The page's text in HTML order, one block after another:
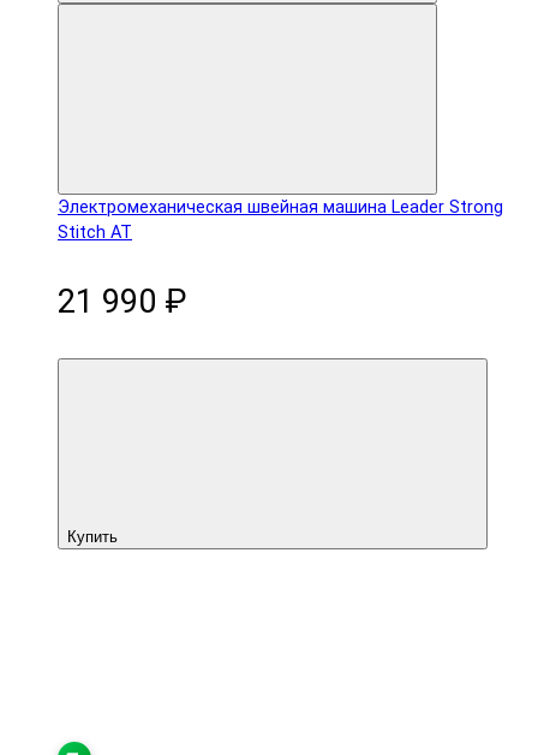
Электромеханическая швейная машина Leader Strong
Stitch AT
21 990 ₽
Купить